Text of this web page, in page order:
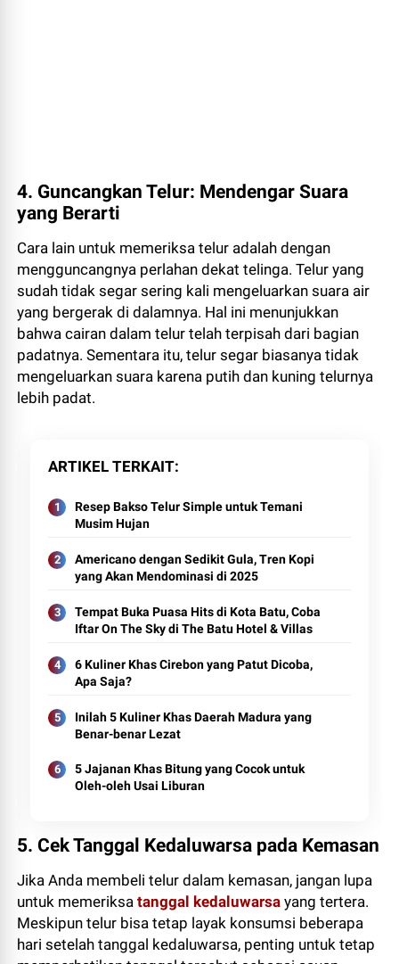
4. Guncangkan Telur: Mendengar Suara
yang Berarti
Cara lain untuk memeriksa telur adalah dengan
mengguncangnya perlahan dekat telinga. Telur yang
sudah tidak segar sering kali mengeluarkan suara air
yang bergerak di dalamnya. Hal ini menunjukkan
bahwa cairan dalam telur telah terpisah dari bagian
padatnya. Sementara itu, telur segar biasanya tidak
mengeluarkan suara karena putih dan kuning telurnya
lebih padat.
ARTIKEL TERKAIT
Resep Bakso Telur Simple untuk Temani
Musim Hujan
Americano dengan Sedikit Gula, Tren Kopi
yang Akan Mendominasi di 2025
Tempat Buka Puasa Hits di Kota Batu, Coba
Iftar On The Sky di The Batu Hotel & Villas
6 Kuliner Khas Cirebon yang Patut Dicoba,
Apa Saja?
Inilah 5 Kuliner Khas Daerah Madura yang
Benar-benar Lezat
5 Jajanan Khas Bitung yang Cocok untuk
Oleh-oleh Usai Liburan
5. Cek Tanggal Kedaluwarsa pada Kemasan
Jika Anda membeli telur dalam kemasan, jangan lupa
untuk memeriksatanggal kedaluwarsa yang tertera.
Meskipun telur bisa tetap layak konsumsi beberapa
hari setelah tanggal kedaluwarsa, penting untuk tetap